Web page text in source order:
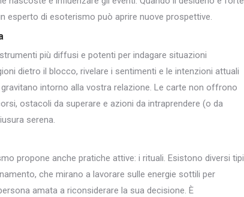
esperto di esoterismo può aprire nuove prospettive.
più diffusi e potenti per indagare situazioni
dietro il blocco, rivelare i sentimenti e le intenzioni attuali
intorno alla vostra relazione. Le carte non offrono
ostacoli da superare e azioni da intraprendere (o da
serena.
propone anche pratiche attive: i rituali. Esistono diversi tipi
che mirano a lavorare sulle energie sottili per
amata a riconsiderare la sua decisione. È